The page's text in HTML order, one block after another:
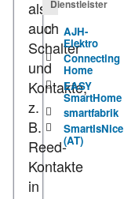
als
auch
Schalter
und
Kontakte,
z.
B.
Reed-
Kontakte
in
Dienstleister
AJH-
Elektro
Connecting
Home
EASY
SmartHome
smartfabrik
SmartIsNice
(AT)